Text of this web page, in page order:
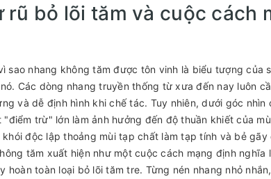
rũ bỏ lõi tăm và cuộc cách
sao nhang không tăm được tôn vinh là biểu tượng
Các dòng nhang truyền thống từ xưa đến nay luôn
và dễ định hình khi chế tác. Tuy nhiên, dưới góc
"điểm trừ" lớn làm ảnh hưởng đến độ thuần khiết của
khói độc lập thoảng mùi tạp chất làm tạp tính và bẻ
tăm xuất hiện như một cuộc cách mạng định
hoàn toàn loại bỏ lõi tăm tre. Từng nén nhang nhỏ